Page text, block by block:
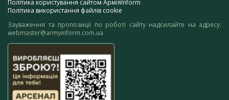
Політика користування сайтом АрміяInform
Політика використання файлів cookie
Зауваження та пропозиції по роботі сайту надсилайте на адресу:
webmaster@armyinform.com.ua